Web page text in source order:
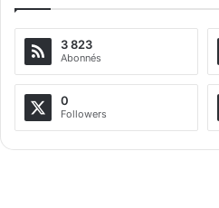
n
t
i
3 823
Abonnés
0
Followers